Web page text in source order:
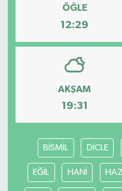
ÖĞLE
12:29
AKŞAM
19:31
BİSMİL DİCLE
EĞİL HANİ